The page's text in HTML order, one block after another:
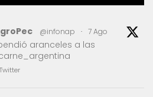
@infonap · 7 Ago
aranceles a las
Twitter